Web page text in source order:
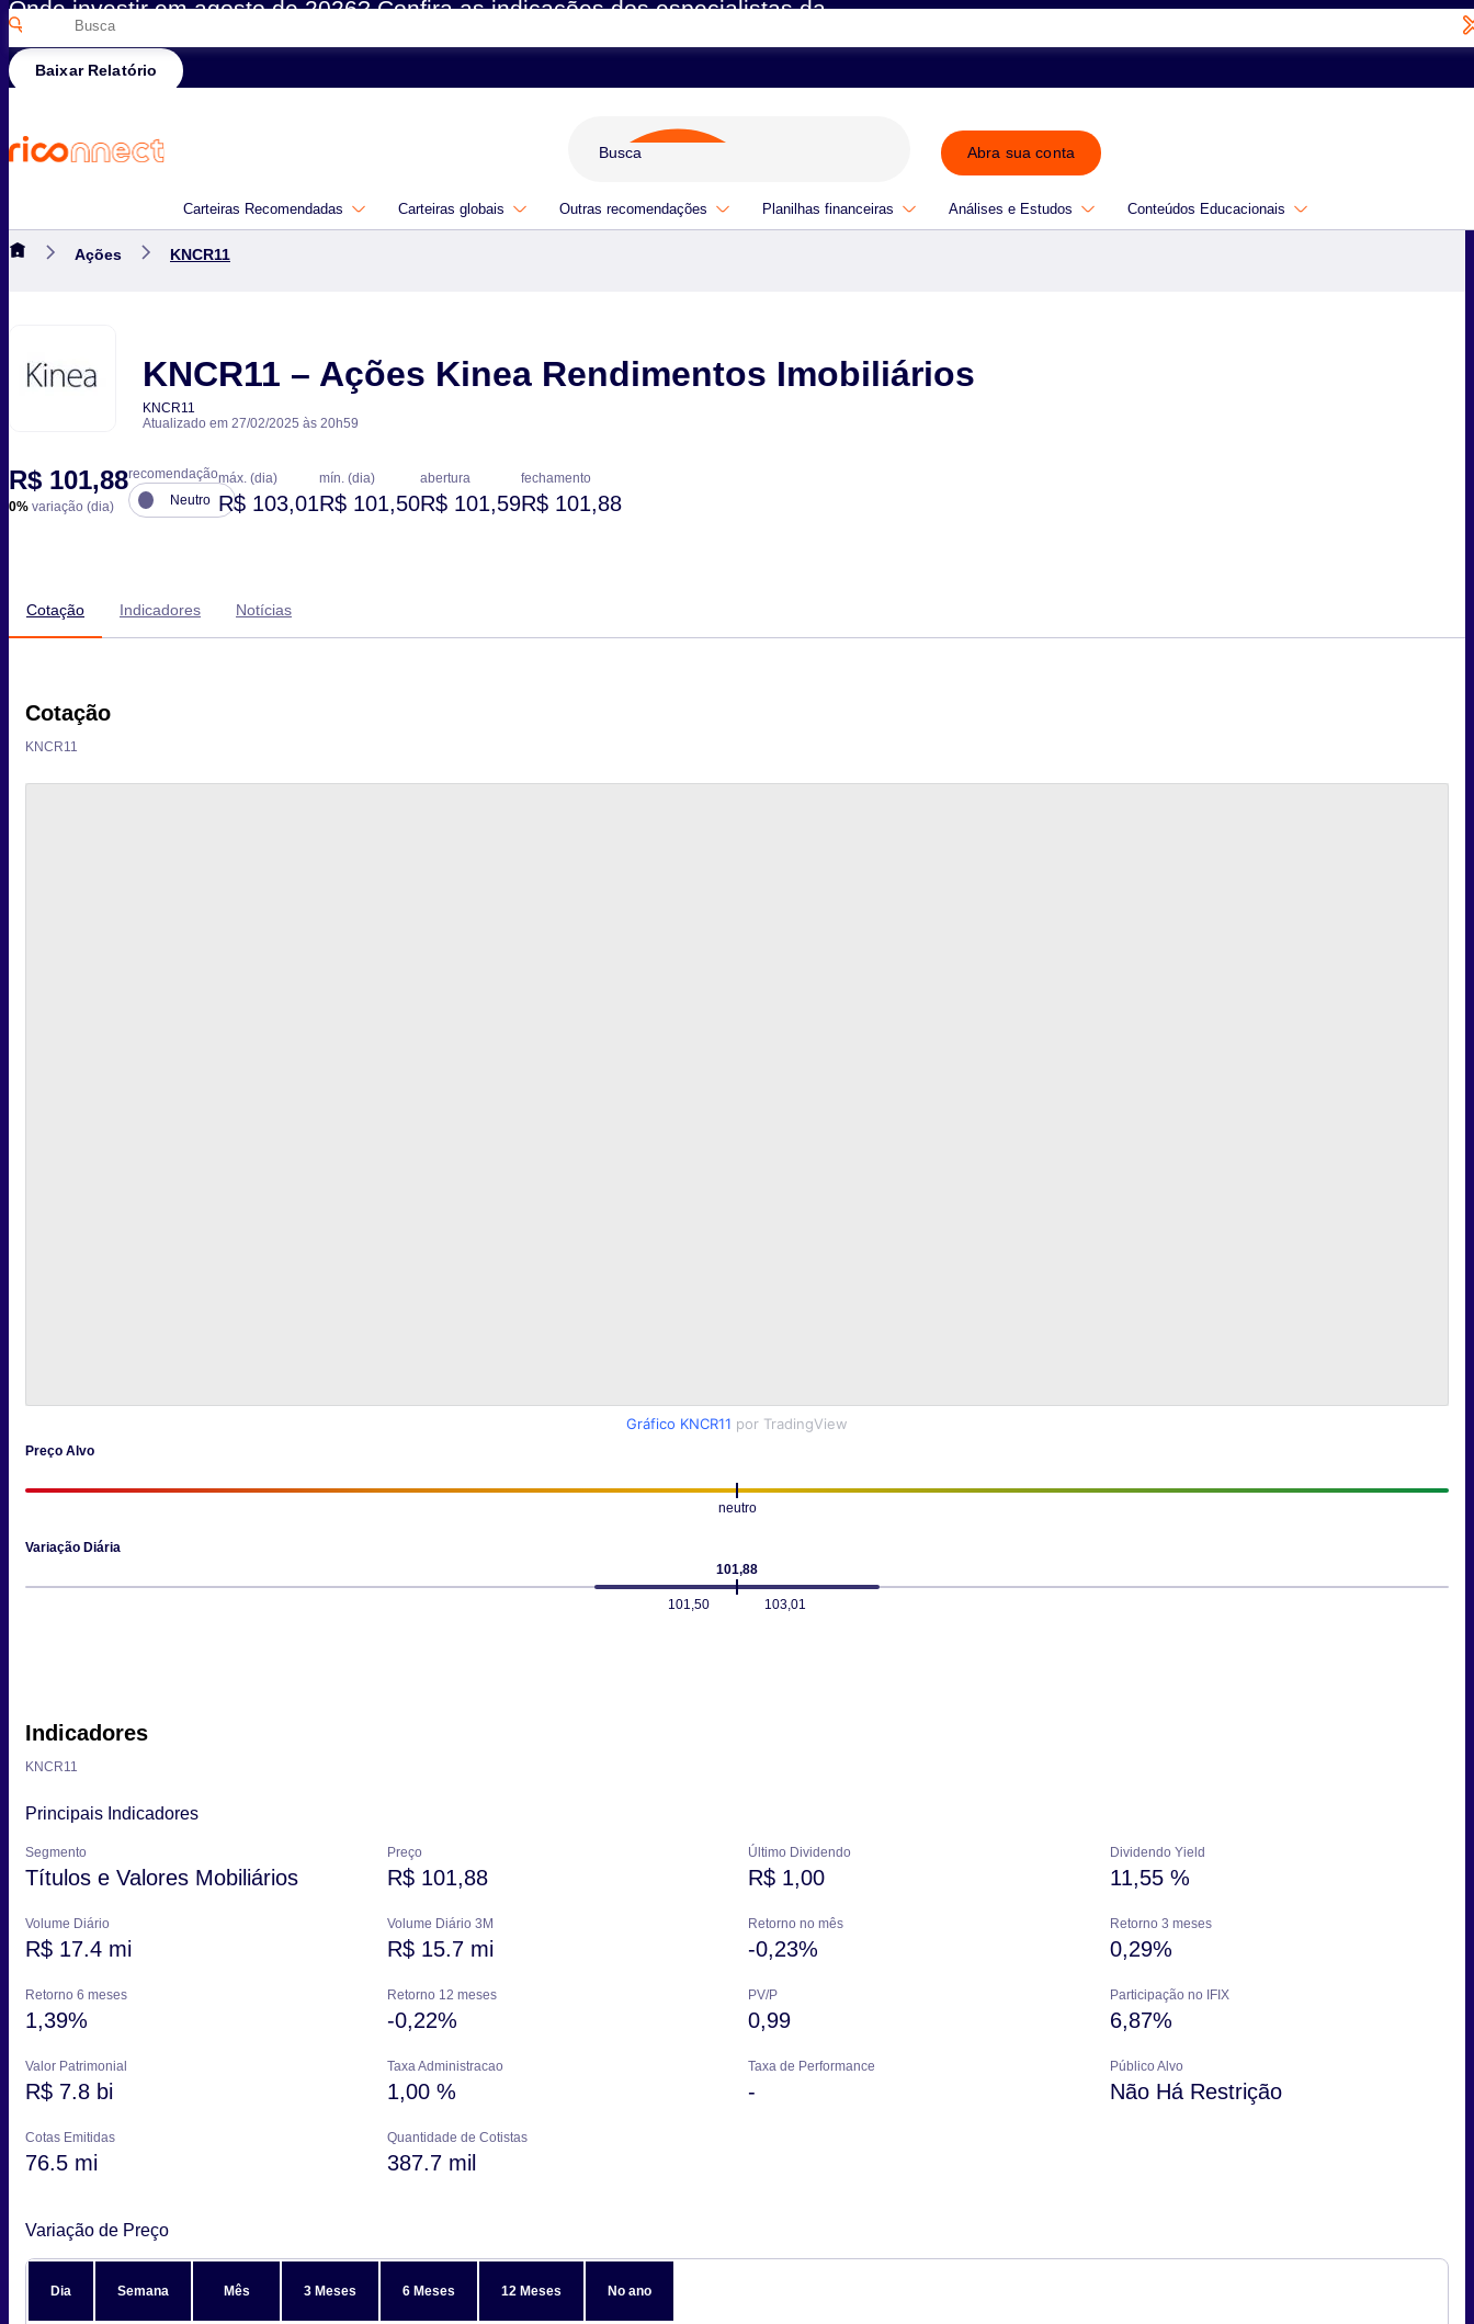
Pesquisar
por:
Onde investir em agosto de 2026? Confira as indicações dos especialistas da
Rico
Baixar Relatório
Abra sua conta
Carteiras Recomendadas Carteiras globais Outras recomendações Planilhas financeiras Análises e Estudos Conteúdos Educacionais
Ações KNCR11
KNCR11 – Ações Kinea Rendimentos Imobiliários
KNCR11
Atualizado em 27/02/2025 às 20h59
R$ 101,88
0% variação (dia)
recomendação
Neutro
máx. (dia)
R$ 103,01
mín. (dia)
R$ 101,50
abertura
R$ 101,59
fechamento
R$ 101,88
Cotação Indicadores Notícias
Cotação
KNCR11
Gráfico KNCR11 por TradingView
Preço Alvo
neutro
Variação Diária
101,88
101,50 103,01
Indicadores
KNCR11
Principais Indicadores
Segmento
Títulos e Valores Mobiliários
Preço
R$ 101,88
Último Dividendo
R$ 1,00
Dividendo Yield
11,55 %
Volume Diário
R$ 17.4 mi
Volume Diário 3M
R$ 15.7 mi
Retorno no mês
-0,23%
Retorno 3 meses
0,29%
Retorno 6 meses
1,39%
Retorno 12 meses
-0,22%
PV/P
0,99
Participação no IFIX
6,87%
Valor Patrimonial
R$ 7.8 bi
Taxa Administracao
1,00 %
Taxa de Performance
-
Público Alvo
Não Há Restrição
Cotas Emitidas
76.5 mi
Quantidade de Cotistas
387.7 mil
Variação de Preço
Dia Semana Mês 3 Meses 6 Meses 12 Meses No ano